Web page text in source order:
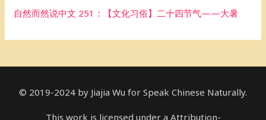
自然而然说中文 251：【文化习俗】二十四节气——大暑
© 2019-2024 by Jiajia Wu for Speak Chinese Naturally.
This work is licensed under a Attribution-